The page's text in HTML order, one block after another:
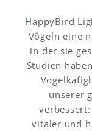
HappyBird
Vögeln eine
in der sie
Studien
unserer
vitaler und